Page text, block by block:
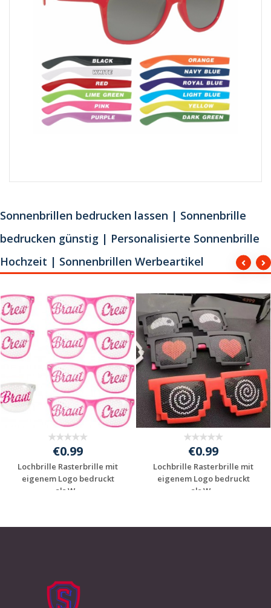
Sonnenbrillen bedrucken lassen | Sonnenbrille
bedrucken günstig | Personalisierte Sonnenbrille
Hochzeit | Sonnenbrillen Werbeartikel
€0.99
Lochbrille Rasterbrille mit
eigenem Logo bedruckt
als W...
anfragen
€0.99
Lochbrille Rasterbrille mit
eigenem Logo bedruckt
als W...
anfragen